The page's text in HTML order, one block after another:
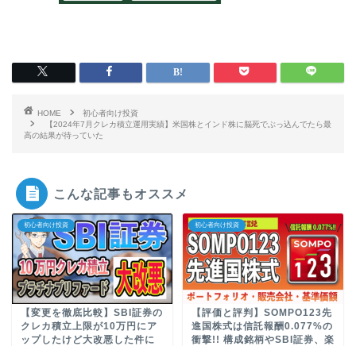
HOME
初心者向け投資
【2024年7月クレカ積立運用実績】米国株とインド株に脳死でぶっ込んでたら最
高の結果が待っていた
こんな記事もオススメ
初心者向け投資
【変更を徹底比較】SBI証券の
クレカ積立上限が10万円にア
ップしたけど大改悪した件に
初心者向け投資
【評価と評判】SOMPO123先
進国株式は信託報酬0.077%の
衝撃!! 構成銘柄やSBI証券、楽